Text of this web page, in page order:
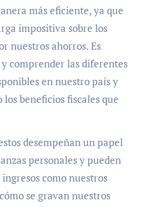
más eficiente, ya que
impositiva sobre los
nuestros ahorros. Es
comprender las diferentes
en nuestro país y
beneficios fiscales que
desempeñan un papel
personales y pueden
como nuestros
se gravan nuestros